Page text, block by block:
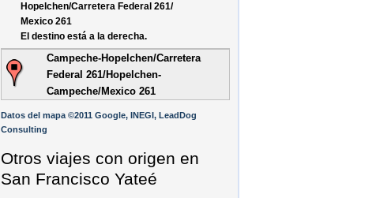
Hopelchen/Carretera Federal 261/
Mexico 261
El destino está a la derecha.
Campeche-Hopelchen/Carretera
Federal 261/Hopelchen-
Campeche/Mexico 261
Datos del mapa ©2011 Google, INEGI, LeadDog
Consulting
Otros viajes con origen en
San Francisco Yateé